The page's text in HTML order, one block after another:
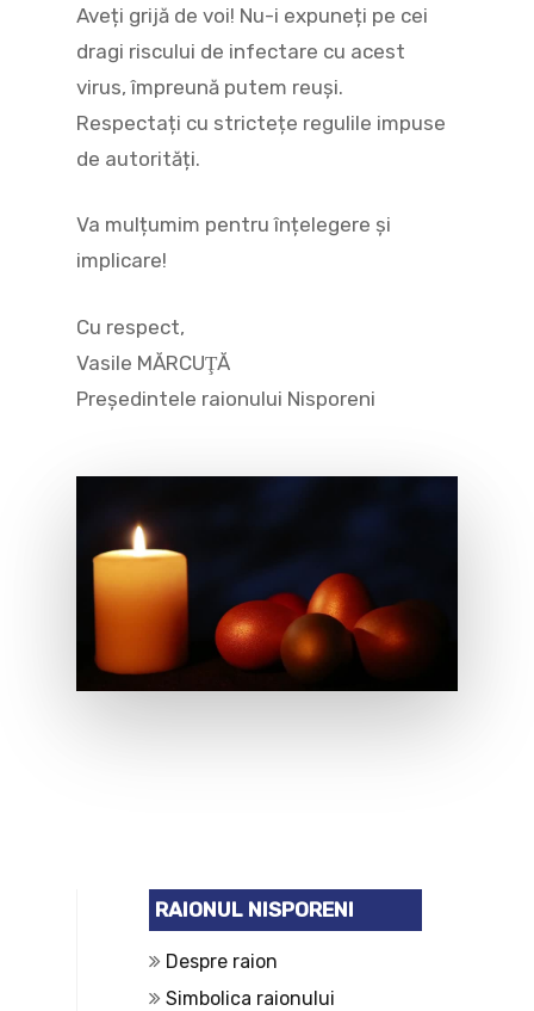
Aveți grijă de voi! Nu-i expuneți pe cei
dragi riscului de infectare cu acest
virus, împreună putem reuşi.
Respectați cu strictețe regulile impuse
de autorități.
Va mulțumim pentru înțelegere și
implicare!
Cu respect,
Vasile MĂRCUŢĂ
Preşedintele raionului Nisporeni
RAIONUL NISPORENI
Despre raion
Simbolica raionului